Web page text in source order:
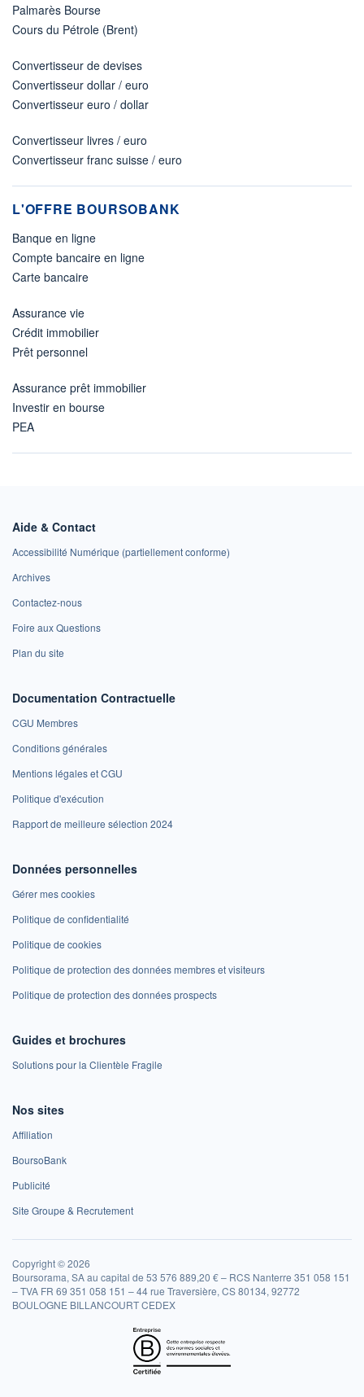
Palmarès Bourse
Cours du Pétrole (Brent)
Convertisseur de devises
Convertisseur dollar / euro
Convertisseur euro / dollar
Convertisseur livres / euro
Convertisseur franc suisse / euro
L'OFFRE BOURSOBANK
Banque en ligne
Compte bancaire en ligne
Carte bancaire
Assurance vie
Crédit immobilier
Prêt personnel
Assurance prêt immobilier
Investir en bourse
PEA
Aide & Contact
Accessibilité Numérique (partiellement conforme)
Archives
Contactez-nous
Foire aux Questions
Plan du site
Documentation Contractuelle
CGU Membres
Conditions générales
Mentions légales et CGU
Politique d'exécution
Rapport de meilleure sélection 2024
Données personnelles
Gérer mes cookies
Politique de confidentialité
Politique de cookies
Politique de protection des données membres et visiteurs
Politique de protection des données prospects
Guides et brochures
Solutions pour la Clientèle Fragile
Nos sites
Affiliation
BoursoBank
Publicité
Site Groupe & Recrutement
Copyright © 2026
Boursorama, SA au capital de 53 576 889,20 € – RCS Nanterre 351 058 151
– TVA FR 69 351 058 151 – 44 rue Traversière, CS 80134, 92772
BOULOGNE BILLANCOURT CEDEX